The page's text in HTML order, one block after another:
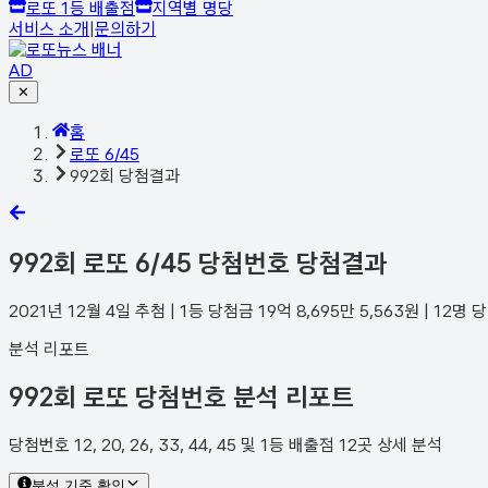
로또 1등 배출점
지역별 명당
서비스 소개|문의하기
AD
✕
홈
로또 6/45
992회 당첨결과
992회 로또 6/45 당첨번호 당첨결과
2021년 12월 4일 추첨 | 1등 당첨금 19억 8,695만 5,563원 | 12명
분석 리포트
992회 로또 당첨번호 분석 리포트
당첨번호 12, 20, 26, 33, 44, 45 및 1등 배출점 12곳 상세 분석